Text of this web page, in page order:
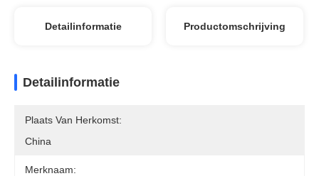
Detailinformatie Productomschrijving
Detailinformatie
Plaats Van Herkomst:
China
Merknaam: